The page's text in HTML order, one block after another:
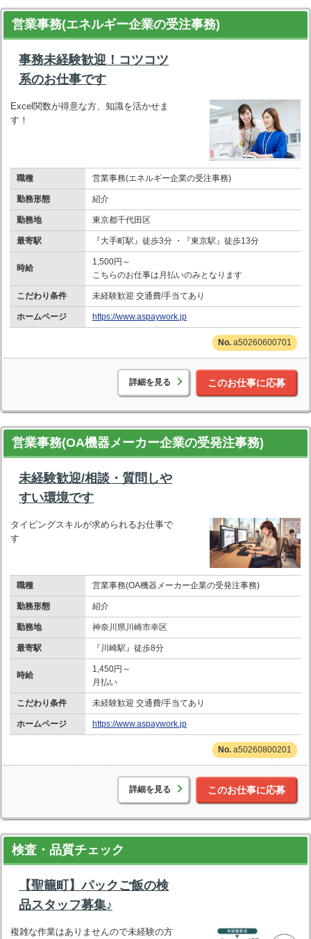
営業事務(エネルギー企業の受注事務)
事務未経験歓迎！コツコツ
系のお仕事です
Excel関数が得意な方、知識を活かせま
す！
職種 営業事務(エネルギー企業の受注事務)
勤務形態 紹介
勤務地 東京都千代田区
最寄駅 『大手町駅』徒歩3分 ・『東京駅』徒歩13分
時給
1,500円～
こちらのお仕事は月払いのみとなります
こだわり条件 未経験歓迎 交通費/手当てあり
ホームページ https://www.aspaywork.jp
a50260600701
詳細を見る このお仕事に応募
営業事務(OA機器メーカー企業の受発注事務)
未経験歓迎/相談・質問しや
すい環境です
タイピングスキルが求められるお仕事で
す
職種 営業事務(OA機器メーカー企業の受発注事務)
勤務形態 紹介
勤務地 神奈川県川崎市幸区
最寄駅 『川崎駅』徒歩8分
時給
1,450円～
月払い
こだわり条件 未経験歓迎 交通費/手当てあり
ホームページ https://www.aspaywork.jp
a50260800201
詳細を見る このお仕事に応募
検査・品質チェック
【聖籠町】パックご飯の検
品スタッフ募集♪
複雑な作業はありませんので未経験の方